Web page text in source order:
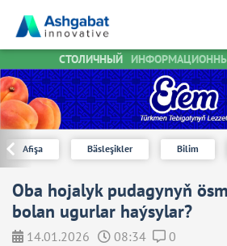
СТОЛИЧНЫЙ
Afişa Bäsleşikler Bilim
Oba hojalyk pudagynyň
bolan ugurlar haýsylar?
14.01.2026 08:34 0